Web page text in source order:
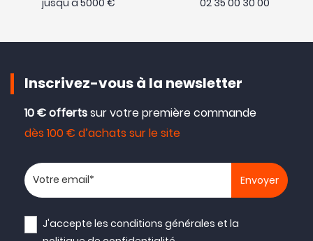
Inscrivez-vous à la newsletter
10 € offertssur votre première commande
dès 100 € d’achats sur le site
Votre adresse email
J'accepte lesconditions générales et la